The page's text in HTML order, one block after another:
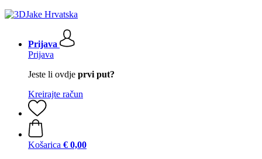
Prijava
Prijava
Jeste li ovdje prvi put?
Kreirajte račun
Košarica € 0,00